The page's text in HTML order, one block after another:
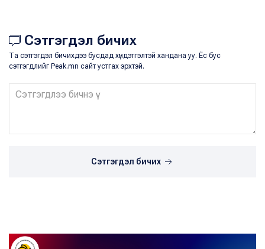
Сэтгэгдэл бичих
Та сэтгэгдэл бичихдээ бусдад хүндэтгэлтэй хандана уу. Ёс бус
сэтгэгдлийг Peak.mn сайт устгах эрхтэй.
Сэтгэгдэл бичих